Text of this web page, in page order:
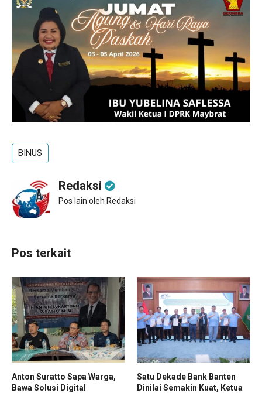
BINUS
Redaksi
Pos lain oleh Redaksi
Pos terkait
Anton Suratto Sapa Warga,
Bawa Solusi Digital
Satu Dekade Bank Banten
Dinilai Semakin Kuat, Ketua